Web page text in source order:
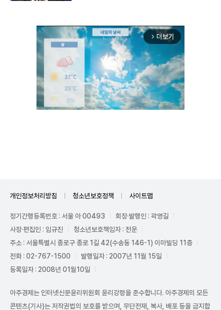
arrow_forward_ios 더보기
개인정보처리방침 청소년보호정책 사이트맵
정기간행등록번호 : 서울 아 00493
회장·발행인 : 곽영길
사장·편집인 : 임규진
청소년보호책임자 : 전운
주소 : 서울특별시 종로구 종로 1길 42(수송동 146-1) 이마빌딩 11층
전화 : 02-767-1500
발행일자 : 2007년 11월 15일
등록일자 : 2008년 01월10일
아주경제는 인터넷신문윤리위원회 윤리강령을 준수합니다. 아주경제의 모든
콘텐츠(기사)는 저작권법의 보호를 받으며, 무단전재, 복사, 배포 등을 금지합